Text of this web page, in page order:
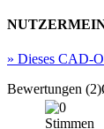
» Dieses CAD-
Bewertungen (2)